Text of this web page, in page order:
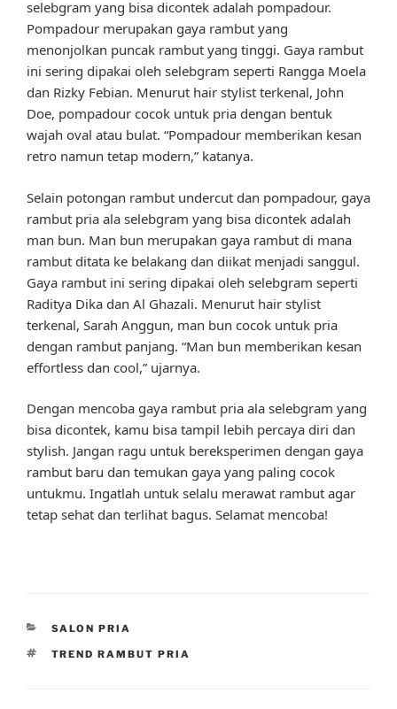
selebgram yang bisa dicontek adalah pompadour.
Pompadour merupakan gaya rambut yang
menonjolkan puncak rambut yang tinggi. Gaya rambut
ini sering dipakai oleh selebgram seperti Rangga Moela
dan Rizky Febian. Menurut hair stylist terkenal, John
Doe, pompadour cocok untuk pria dengan bentuk
wajah oval atau bulat. “Pompadour memberikan kesan
retro namun tetap modern,” katanya.
Selain potongan rambut undercut dan pompadour, gaya
rambut pria ala selebgram yang bisa dicontek adalah
man bun. Man bun merupakan gaya rambut di mana
rambut ditata ke belakang dan diikat menjadi sanggul.
Gaya rambut ini sering dipakai oleh selebgram seperti
Raditya Dika dan Al Ghazali. Menurut hair stylist
terkenal, Sarah Anggun, man bun cocok untuk pria
dengan rambut panjang. “Man bun memberikan kesan
effortless dan cool,” ujarnya.
Dengan mencoba gaya rambut pria ala selebgram yang
bisa dicontek, kamu bisa tampil lebih percaya diri dan
stylish. Jangan ragu untuk bereksperimen dengan gaya
rambut baru dan temukan gaya yang paling cocok
untukmu. Ingatlah untuk selalu merawat rambut agar
tetap sehat dan terlihat bagus. Selamat mencoba!
CATEGORIES
SALON PRIA
TAGS
TREND RAMBUT PRIA